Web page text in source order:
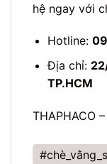
hệ ngay với
Hotline:
Địa chỉ:
TP.HCM
THAPHACO